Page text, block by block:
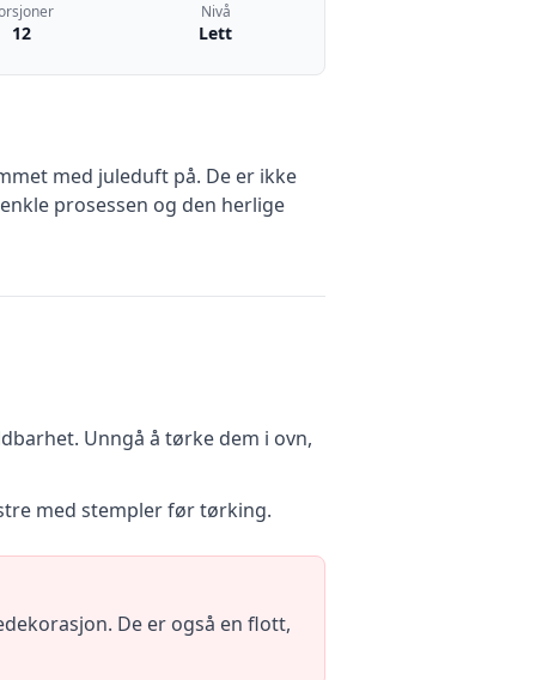
12
Nivå
Lett
med juleduft på. De er ikke
prosessen og den herlige
Unngå å tørke dem i ovn,
med stempler før tørking.
De er også en flott,